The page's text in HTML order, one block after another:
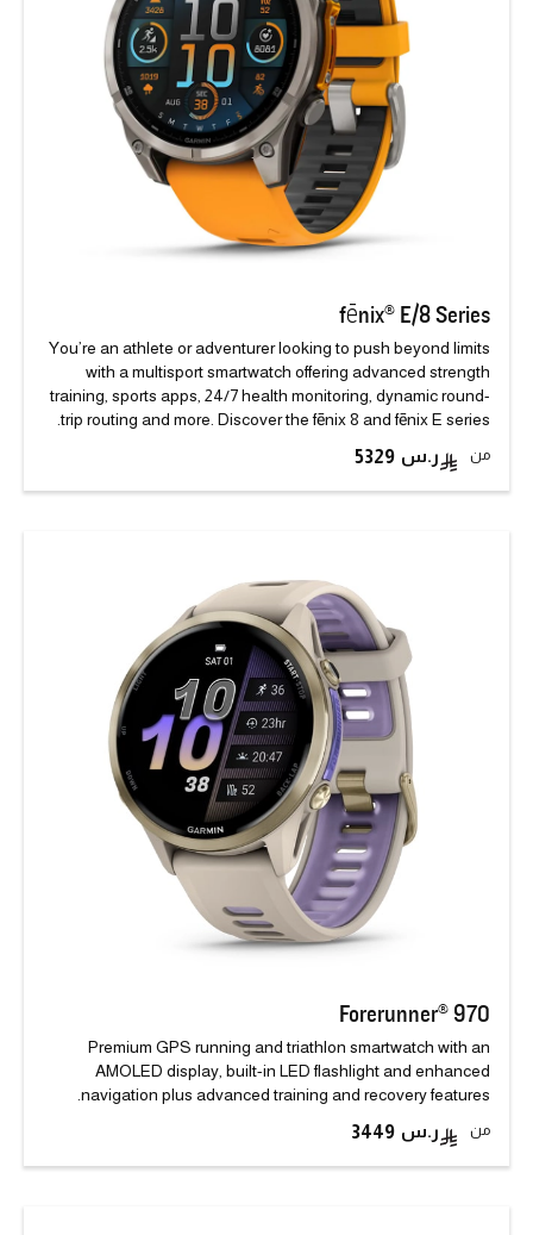
fēnix® E/8 Series
You’re an athlete or adventurer looking to push beyond limits
with a multisport smartwatch offering advanced strength
training, sports apps, 24/7 health monitoring, dynamic round-
trip routing and more. Discover the fēnix 8 and fēnix E series.
من 5329
Forerunner® 970
Premium GPS running and triathlon smartwatch with an
AMOLED display, built-in LED flashlight and enhanced
navigation plus advanced training and recovery features.
من 3449